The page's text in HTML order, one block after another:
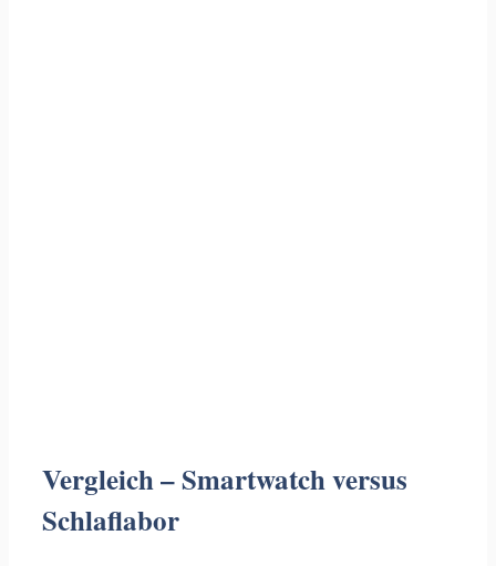
Vergleich – Smartwatch versus
Schlaflabor